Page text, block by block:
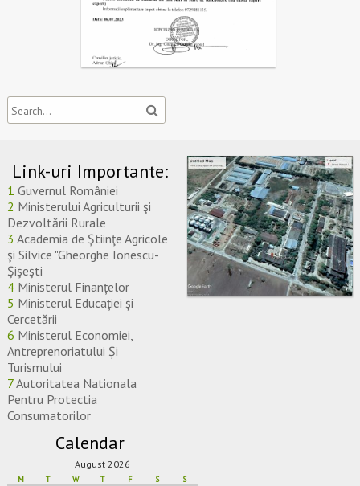
Link-uri Importante:
1 Guvernul României
2 Ministerului Agriculturii şi
Dezvoltării Rurale
3 Academia de Ştiinţe Agricole
şi Silvice "Gheorghe Ionescu-
Şişeşti
4 Ministerul Finanțelor
5 Ministerul Educației și
Cercetării
6 Ministerul Economiei,
Antreprenoriatului Și
Turismului
7Autoritatea Nationala
Pentru Protectia
Consumatorilor
Calendar
August 2026
M T W T F S S